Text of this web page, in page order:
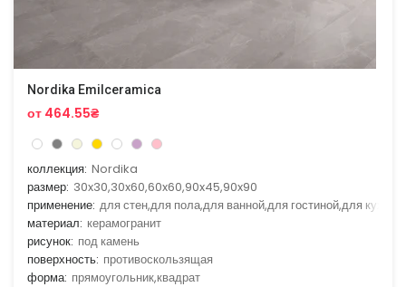
Nordika Emilceramica
от 464.55₴
коллекция: Nordika
размер: 30x30,30x60,60x60,90x45,90x90
применение: для стен,для пола,для ванной,для гостиной,для кухни
материал: керамогранит
рисунок: под камень
поверхность: противоскользящая
форма: прямоугольник,квадрат